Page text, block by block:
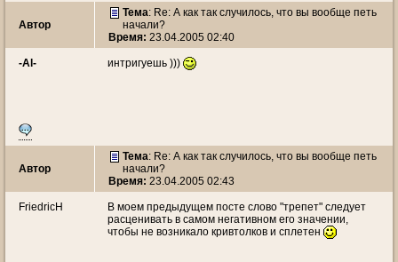
Автор
Тема: Re: А как так случилось, что вы вообще петь
начали?
Время: 23.04.2005 02:40
-Al- интригуешь )))
Автор
Тема: Re: А как так случилось, что вы вообще петь
начали?
Время: 23.04.2005 02:43
FriedricH
В моем предыдущем посте слово "трепет" следует
расценивать в самом негативном его значении,
чтобы не возникало кривтолков и сплетен